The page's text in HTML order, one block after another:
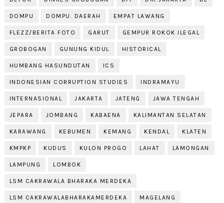
DOMPU DOMPU. DAERAH EMPAT LAWANG
FLEZZ/BERITA FOTO GARUT GEMPUR ROKOK ILEGAL
GROBOGAN GUNUNG KIDUL HISTORICAL
HUMBANG HASUNDUTAN ICS
INDONESIAN CORRUPTION STUDIES INDRAMAYU
INTERNASIONAL JAKARTA JATENG JAWA TENGAH
JEPARA JOMBANG KABAENA KALIMANTAN SELATAN
KARAWANG KEBUMEN KEMANG KENDAL KLATEN
KMPKP KUDUS KULON PROGO LAHAT LAMONGAN
LAMPUNG LOMBOK
LSM CAKRAWALA BHARAKA MERDEKA
LSM CAKRAWALABHARAKAMERDEKA MAGELANG